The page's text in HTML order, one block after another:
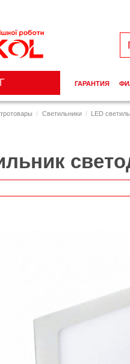
Светильники LED
ГАРАНТИЯ